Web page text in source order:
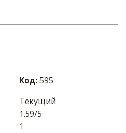
Код:595
Текущий
1.59/5
1